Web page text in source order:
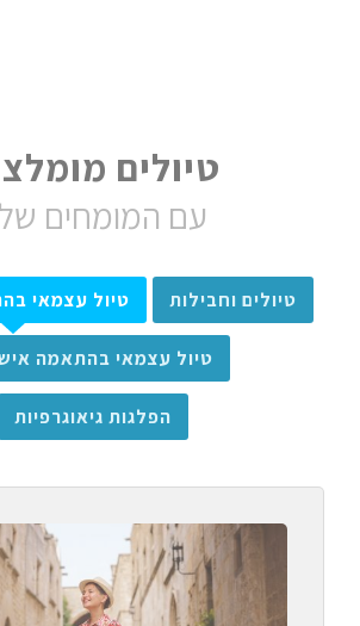
טיולים
עם המומחים
טיולים וחבילות טיול עצמאי
טיול עצמאי בהתאמה
הפלגות גיאוגרפיות